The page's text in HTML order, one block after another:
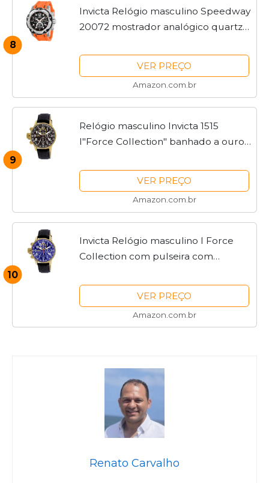
8
Invicta Relógio masculino Speedway
20072 mostrador analógico quartzo
Movimento de quartzo
VER PREÇO
Amazon.com.br
9
Relógio masculino Invicta 1515
I"Force Collection" banhado a ouro
VER PREÇO
Amazon.com.br
10
Invicta Relógio masculino I Force
Collection com pulseira com
VER PREÇO
Amazon.com.br
Renato Carvalho